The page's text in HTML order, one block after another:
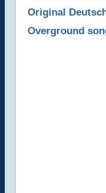
Original
Overground